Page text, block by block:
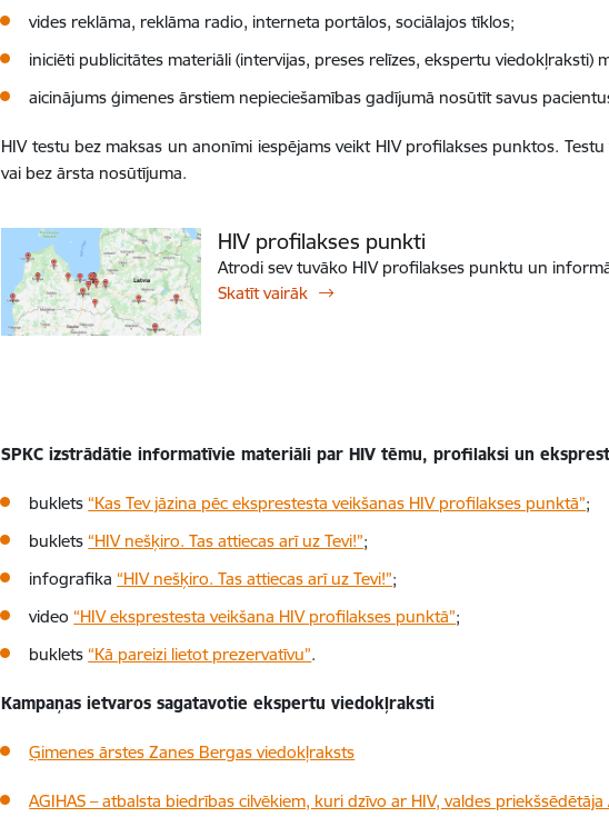
vides reklāma, reklāma radio, interneta portālos, sociālajos tīklos;
iniciēti publicitātes materiāli (intervijas, preses relīzes, ekspertu viedokļraksti)
aicinājums ģimenes ārstiem​ nepieciešamības gadījumā nosūtīt savus
HIV testu bez maksas un anonīmi iespējams veikt HIV profilakses punktos.
vai bez ārsta nosūtījuma.
HIV profilakses punkti
Atrodi sev tuvāko HIV profilakses punktu un
Skatīt vairāk
SPKC izstrādātie informatīvie materiāli par HIV tēmu, profilaksi un
buklets“Kas Tev jāzina pēc eksprestesta veikšanas HIV profilakses punktā”;
buklets“HIV nešķiro. Tas attiecas arī uz Tevi!”;
infografika“HIV nešķiro. Tas attiecas arī uz Tevi!”;
video“HIV eksprestesta veikšana HIV profilakses punktā”;
buklets“Kā pareizi lietot prezervatīvu”.
Kampaņas ietvaros sagatavotie ekspertu viedokļraksti
Ģimenes ārstes Zanes Bergas viedokļraksts
AGIHAS – atbalsta biedrības cilvēkiem, kuri dzīvo ar HIV, valdes